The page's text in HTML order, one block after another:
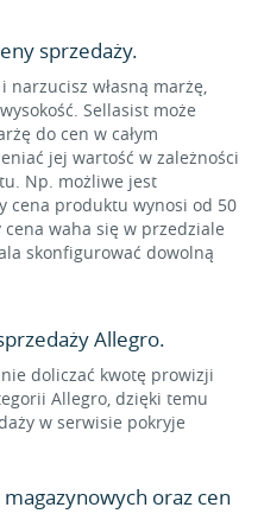
sprzedaży.
narzucisz własną marżę,
Sellasist może
do cen w całym
jej wartość w zależności
Np. możliwe jest
cena produktu wynosi od 50
cena waha się w przedziale
skonfigurować dowolną
Allegro.
doliczać kwotę prowizji
Allegro, dzięki temu
w serwisie pokryje
oraz cen